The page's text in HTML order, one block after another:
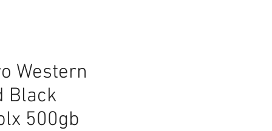
Western
Black
500gb